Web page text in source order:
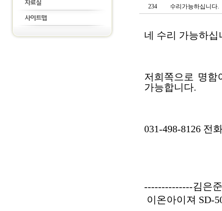
234 수리가능하십니다.
네 수리 가능하십
저희쪽으로 명함
가능합니다.
031-498-8126 전
--------------김은
이온아이져 SD-